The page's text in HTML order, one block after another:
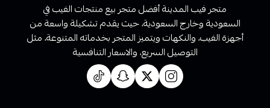
متجر فيب المدينة أفضل متجر بيع منتجات الفيب في
السعودية وخارج السعودية، حيث يقدم تشكيلة واسعة من
أجهزة الفيب، والنكهات ويتميز المتجر بخدماته المتنوعة، مثل
التوصيل السريع، والاسعار التنافسية